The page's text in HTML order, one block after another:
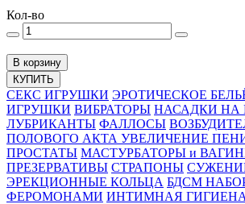
Кол-во
В корзину
КУПИТЬ
СЕКС ИГРУШКИ ЭРОТИЧЕСКОЕ
ИГРУШКИ ВИБРАТОРЫ НАСАДКИ НА
ЛУБРИКАНТЫ ФАЛЛОСЫ
ПОЛОВОГО АКТА УВЕЛИЧЕНИЕ
ПРОСТАТЫ МАСТУРБАТОРЫ и
ПРЕЗЕРВАТИВЫ СТРАПОНЫ
ЭРЕКЦИОННЫЕ КОЛЬЦА БДСМ
ФЕРОМОНАМИ ИНТИМНАЯ ГИГИЕНА